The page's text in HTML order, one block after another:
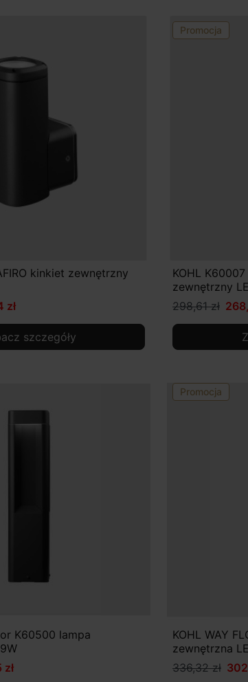
kinkiet zewnętrzny
zł
szczegóły
Promocja
KOHL
zewnętrzny
298,61 zł
K60500 lampa
Promocja
KOHL WAY
zewnętrzna
336,32 zł